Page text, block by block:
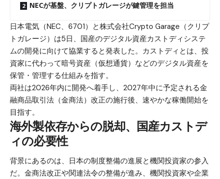
NECが基盤、クリプトガレージが鍵管理を担当
日本電気（NEC、6701）と株式会社Crypto Garage（クリプ
トガレージ）は5日、国産のデジタル資産カストディシステ
ムの開発に向けて協業すると発表した。カストディとは、投
資家に代わって暗号資産（仮想通貨）などのデジタル資産を
保管・管理する仕組みを指す。
両社は2026年内に開発へ着手し、2027年中に予定される金
融商品取引法（金商法）改正の施行後、速やかな稼働開始を
目指す。
海外製依存からの脱却、国産カストデ
ィの必要性
背景にあるのは、日本の制度整備の進展と機関投資家の参入
だ。金商法改正や関連法令の整備が進み、機関投資家や企業